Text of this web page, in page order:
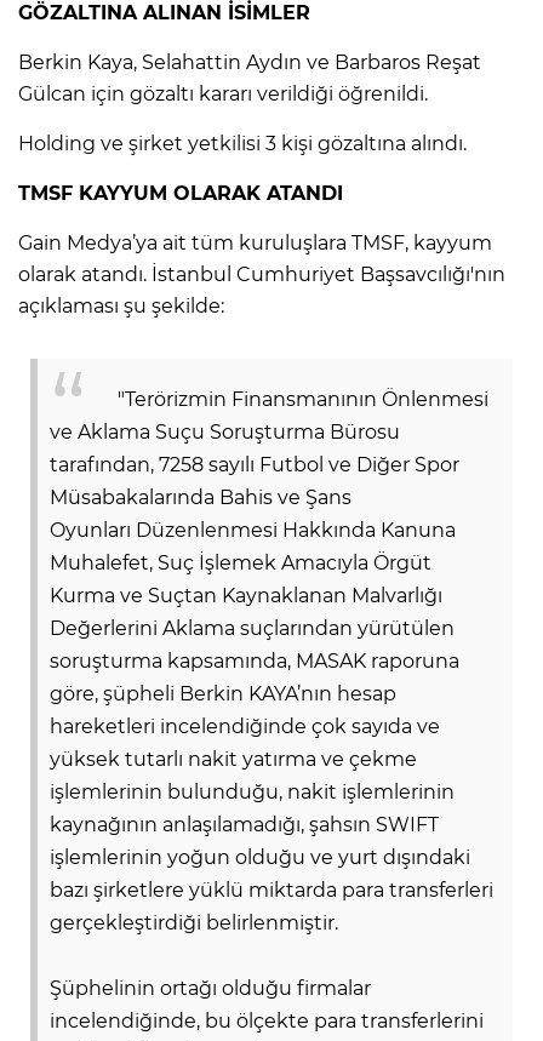
GÖZALTINA ALINAN İSİMLER
Berkin Kaya, Selahattin Aydın ve Barbaros Reşat
Gülcan için gözaltı kararı verildiği öğrenildi.
Holding ve şirket yetkilisi 3 kişi gözaltına alındı.
TMSF KAYYUM OLARAK ATANDI
Gain Medya’ya ait tüm kuruluşlara TMSF, kayyum
olarak atandı. İstanbul Cumhuriyet Başsavcılığı'nın
açıklaması şu şekilde:
"Terörizmin Finansmanının Önlenmesi
ve Aklama Suçu Soruşturma Bürosu
tarafından, 7258 sayılı Futbol ve Diğer Spor
Müsabakalarında Bahis ve Şans
Oyunları Düzenlenmesi Hakkında Kanuna
Muhalefet, Suç İşlemek Amacıyla Örgüt
Kurma ve Suçtan Kaynaklanan Malvarlığı
Değerlerini Aklama suçlarından yürütülen
soruşturma kapsamında, MASAK raporuna
göre, şüpheli Berkin KAYA’nın hesap
hareketleri incelendiğinde çok sayıda ve
yüksek tutarlı nakit yatırma ve çekme
işlemlerinin bulunduğu, nakit işlemlerinin
kaynağının anlaşılamadığı, şahsın SWIFT
işlemlerinin yoğun olduğu ve yurt dışındaki
bazı şirketlere yüklü miktarda para transferleri
gerçekleştirdiği belirlenmiştir.
Şüphelinin ortağı olduğu firmalar
incelendiğinde, bu ölçekte para transferlerini